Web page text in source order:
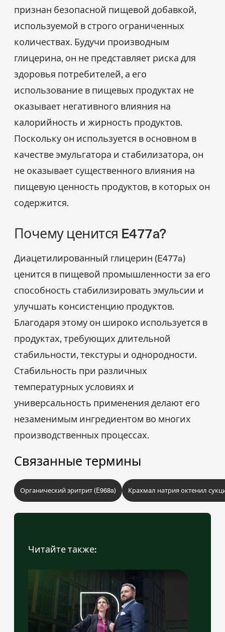
признан безопасной пищевой добавкой,
используемой в строго ограниченных
количествах. Будучи производным
глицерина, он не представляет риска для
здоровья потребителей, а его
использование в пищевых продуктах не
оказывает негативного влияния на
калорийность и жирность продуктов.
Поскольку он используется в основном в
качестве эмульгатора и стабилизатора, он
не оказывает существенного влияния на
пищевую ценность продуктов, в которых он
содержится.
Почему ценится E477a?
Диацетилированный глицерин (E477a)
ценится в пищевой промышленности за его
способность стабилизировать эмульсии и
улучшать консистенцию продуктов.
Благодаря этому он широко используется в
продуктах, требующих длительной
стабильности, текстуры и однородности.
Стабильность при различных
температурных условиях и
универсальность применения делают его
незаменимым ингредиентом во многих
производственных процессах.
Связанные термины
Органический эритрит (E968a) Крахмал натрия октенил
Читайте также: